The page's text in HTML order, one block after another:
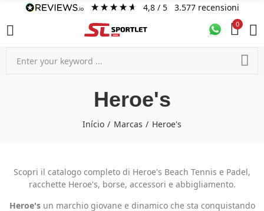
4,8/ 5 3.577 recensioni
0
Heroe's
Início Marcas Heroe's
Scopri il catalogo completo di Heroe's Beach Tennis e Padel,
racchette Heroe's, borse, accessori e abbigliamento.
Heroe'sun marchio giovane e dinamico che sta conquistando